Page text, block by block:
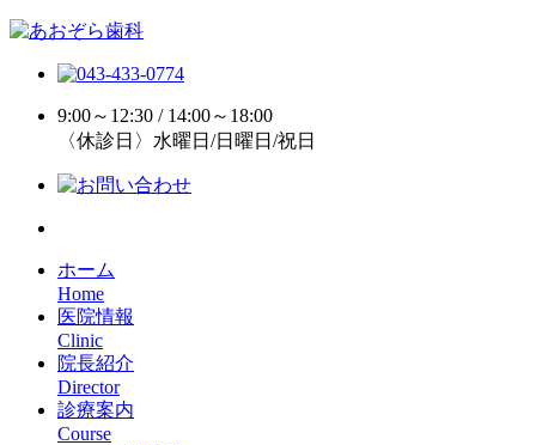
9:00～12:30 / 14:00～18:00
〈休診日〉水曜日/日曜日/祝日
ホーム
Home
医院情報
Clinic
院長紹介
Director
診療案内
Course